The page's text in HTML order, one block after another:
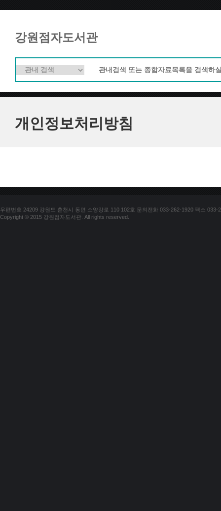
강원점자도서관
개인정보처리방침
우편번호 24209 강원도 춘천시 동면 소양강로 110 102호 문의전화 033-262-1920 팩스 033-
Copyright © 2015 강원점자도서관. All rights reserved.